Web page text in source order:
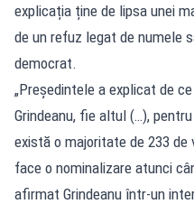
explicația ține de lipsa unei
de un refuz legat de numele
democrat.
„Președintele a explicat de
Grindeanu, fie altul (…),
există o majoritate de 233
face o nominalizare atunci
afirmat Grindeanu într-un